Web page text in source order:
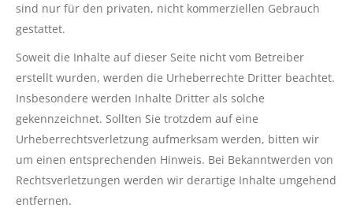
sind nur für den privaten, nicht kommerziellen Gebrauch
gestattet.
Soweit die Inhalte auf dieser Seite nicht vom Betreiber
erstellt wurden, werden die Urheberrechte Dritter beachtet.
Insbesondere werden Inhalte Dritter als solche
gekennzeichnet. Sollten Sie trotzdem auf eine
Urheberrechtsverletzung aufmerksam werden, bitten wir
um einen entsprechenden Hinweis. Bei Bekanntwerden von
Rechtsverletzungen werden wir derartige Inhalte umgehend
entfernen.